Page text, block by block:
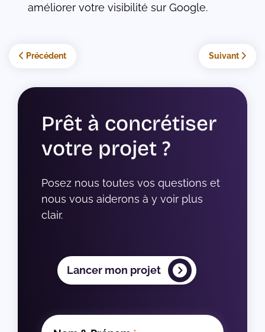
améliorer votre visibilité sur Google.
Article précédent : Comment optimiser vos PLP pour le SEO et
Précédent Article
Suivant
Prêt à concrétiser
votre projet ?
Posez nous toutes vos questions et
nous vous aiderons à y voir plus
clair.
Lancer mon projet